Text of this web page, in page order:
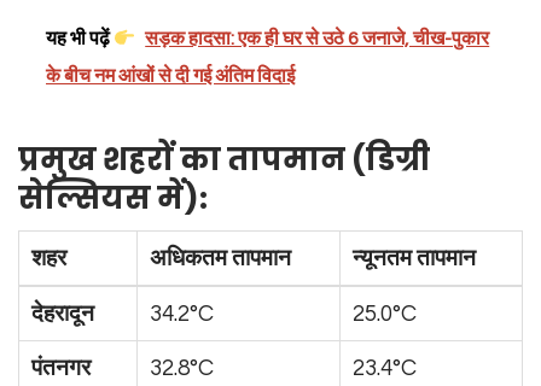
यह भी पढ़ें
सड़क हादसा: एक ही घर से उठे 6 जनाजे, चीख-पुकार
के बीच नम आंखों से दी गई अंतिम विदाई
प्रमुख शहरों का तापमान (डिग्री
सेल्सियस में):
शहर अधिकतम तापमान न्यूनतम तापमान
देहरादून 34.2°C 25.0°C
पंतनगर 32.8°C 23.4°C